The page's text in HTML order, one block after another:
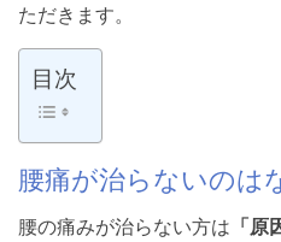
ただきます。
目次
腰痛が治らないのは
腰の痛みが治らない方は 「原